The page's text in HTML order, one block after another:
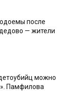
после
— жители
можно
Памфилова